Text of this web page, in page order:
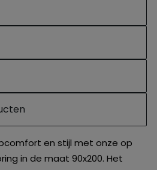
en stijl met onze op
in de maat 90x200. Het